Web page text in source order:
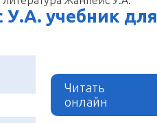
У.А. учебник для
Читать
онлайн